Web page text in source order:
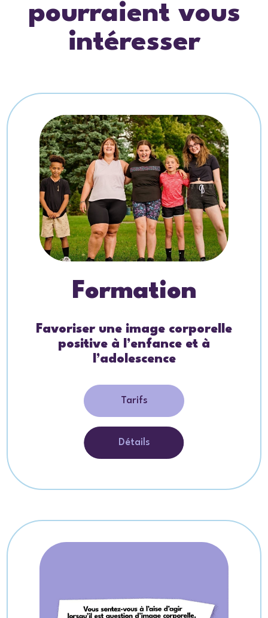
pourraient vous
intéresser
Formation
Favoriser une image corporelle
positive à l’enfance et à
l’adolescence
Tarifs
Détails